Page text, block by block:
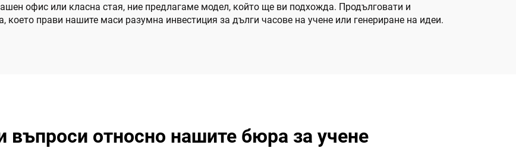
офис или класна стая, ние предлагаме модел, който ще ви подхожда. Продълговати и
което прави нашите маси разумна инвестиция за дълги часове на учене или генериране на идеи.
въпроси относно нашите бюра за учене